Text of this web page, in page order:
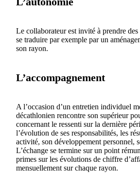
Le collaborateur est invité à prendre
se traduire par exemple par un
son rayon.
L’accompagnement
A l’occasion d’un entretien individuel
décathlonien rencontre son supérieur
concernant le ressenti sur la dernière
l’évolution de ses responsabilités, les
activité, son développement personnel,
L’échange se termine sur un point
primes sur les évolutions de chiffre
mensuellement sur chaque rayon.